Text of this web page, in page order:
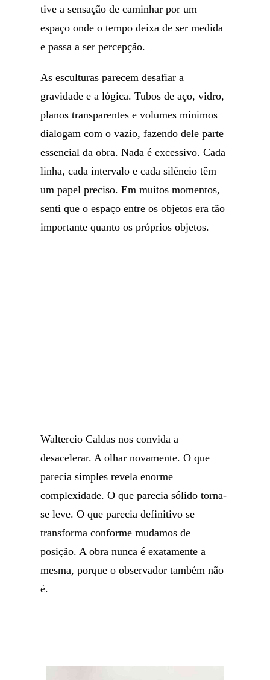
tive a sensação de caminhar por um
espaço onde o tempo deixa de ser medida
e passa a ser percepção.
As esculturas parecem desafiar a
gravidade e a lógica. Tubos de aço, vidro,
planos transparentes e volumes mínimos
dialogam com o vazio, fazendo dele parte
essencial da obra. Nada é excessivo. Cada
linha, cada intervalo e cada silêncio têm
um papel preciso. Em muitos momentos,
senti que o espaço entre os objetos era tão
importante quanto os próprios objetos.
Waltercio Caldas nos convida a
desacelerar. A olhar novamente. O que
parecia simples revela enorme
complexidade. O que parecia sólido torna-
se leve. O que parecia definitivo se
transforma conforme mudamos de
posição. A obra nunca é exatamente a
mesma, porque o observador também não
é.